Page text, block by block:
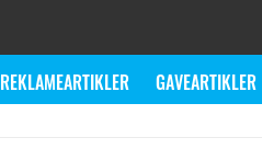
REKLAMEARTIKLER GAVEARTIKLER